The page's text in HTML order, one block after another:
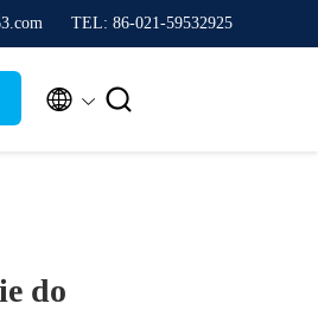
TEL: 86-021-59532925
 
do